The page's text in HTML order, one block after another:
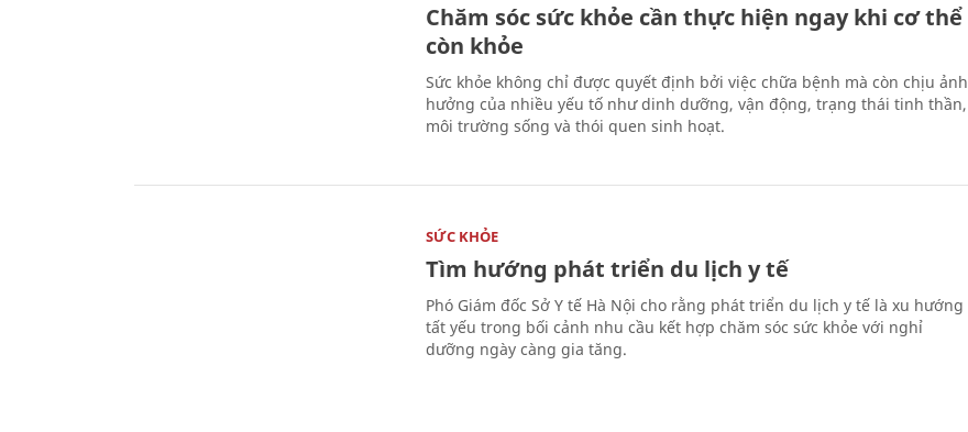
Chăm sóc sức khỏe cần thực hiện ngay khi cơ thể
còn khỏe
Sức khỏe không chỉ được quyết định bởi việc chữa bệnh mà còn chịu ảnh
hưởng của nhiều yếu tố như dinh dưỡng, vận động, trạng thái tinh thần,
môi trường sống và thói quen sinh hoạt.
SỨC KHỎE
Tìm hướng phát triển du lịch y tế
Phó Giám đốc Sở Y tế Hà Nội cho rằng phát triển du lịch y tế là xu hướng
tất yếu trong bối cảnh nhu cầu kết hợp chăm sóc sức khỏe với nghỉ
dưỡng ngày càng gia tăng.